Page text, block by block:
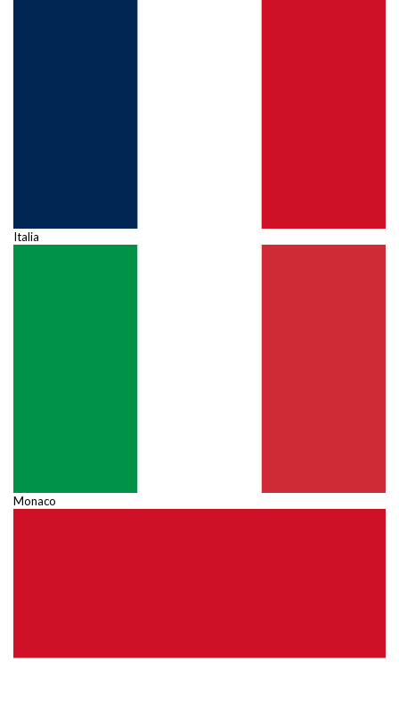
Italia
Monaco